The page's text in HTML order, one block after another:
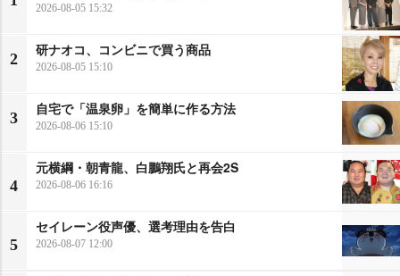
2026-08-05 15:32
2
研ナオコ、コンビニで買う商品
2026-08-05 15:10
3
自宅で「温泉卵」を簡単に作る方法
2026-08-06 15:10
4
元横綱・朝青龍、白鵬翔氏と再会2S
2026-08-06 16:16
5
セイレーン役声優、選考理由を告白
2026-08-07 12:00